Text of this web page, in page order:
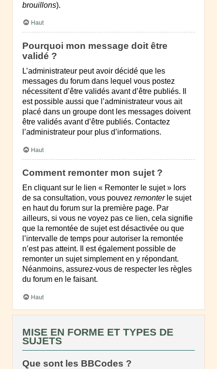
brouillons).
Haut
Pourquoi mon message doit être
validé ?
L’administrateur peut avoir décidé que les
messages du forum dans lequel vous postez
nécessitent d’être validés avant d’être publiés. Il
est possible aussi que l’administrateur vous ait
placé dans un groupe dont les messages doivent
être validés avant d’être publiés. Contactez
l’administrateur pour plus d’informations.
Haut
Comment remonter mon sujet ?
En cliquant sur le lien « Remonter le sujet » lors
de sa consultation, vous pouvez remonterle sujet
en haut du forum sur la première page. Par
ailleurs, si vous ne voyez pas ce lien, cela signifie
que la remontée de sujet est désactivée ou que
l’intervalle de temps pour autoriser la remontée
n’est pas atteint. Il est également possible de
remonter un sujet simplement en y répondant.
Néanmoins, assurez-vous de respecter les règles
du forum en le faisant.
Haut
MISE EN FORME ET TYPES DE
SUJETS
Que sont les BBCodes ?